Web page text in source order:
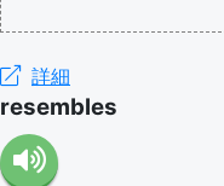
詳細
resembles